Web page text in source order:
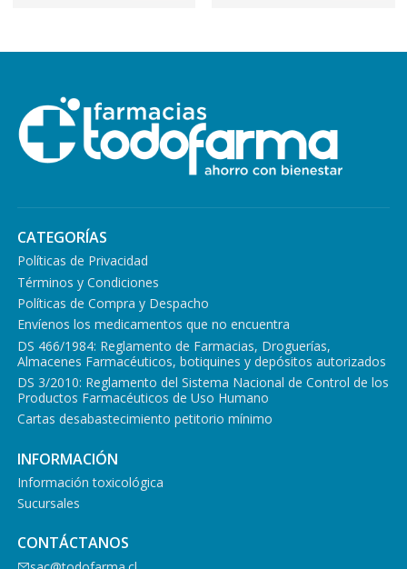
CATEGORÍAS
Políticas de Privacidad
Términos y Condiciones
Políticas de Compra y Despacho
Envíenos los medicamentos que no encuentra
DS 466/1984: Reglamento de Farmacias, Droguerías,
Almacenes Farmacéuticos, botiquines y depósitos autorizados
DS 3/2010: Reglamento del Sistema Nacional de Control de los
Productos Farmacéuticos de Uso Humano
Cartas desabastecimiento petitorio mínimo
INFORMACIÓN
Información toxicológica
Sucursales
CONTÁCTANOS